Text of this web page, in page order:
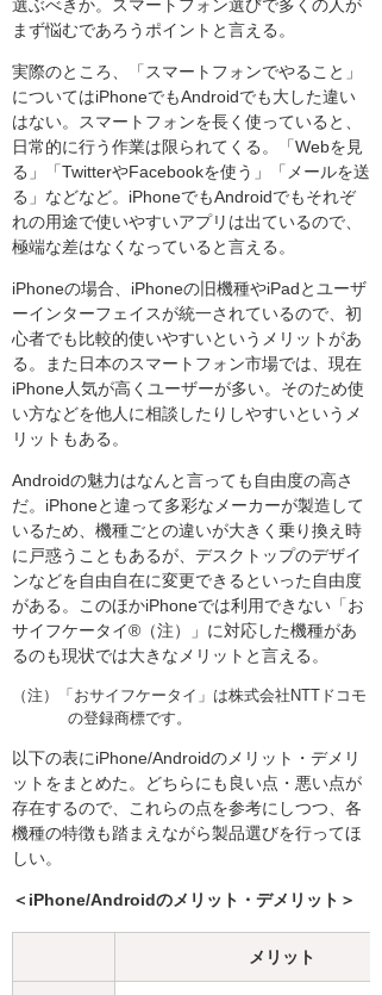
選ぶべきか。スマートフォン選びで多くの人が
まず悩むであろうポイントと言える。
実際のところ、「スマートフォンでやること」
についてはiPhoneでもAndroidでも大した違い
はない。スマートフォンを長く使っていると、
日常的に行う作業は限られてくる。「Webを見
る」「TwitterやFacebookを使う」「メールを送
る」などなど。iPhoneでもAndroidでもそれぞ
れの用途で使いやすいアプリは出ているので、
極端な差はなくなっていると言える。
iPhoneの場合、iPhoneの旧機種やiPadとユーザ
ーインターフェイスが統一されているので、初
心者でも比較的使いやすいというメリットがあ
る。また日本のスマートフォン市場では、現在
iPhone人気が高くユーザーが多い。そのため使
い方などを他人に相談したりしやすいというメ
リットもある。
Androidの魅力はなんと言っても自由度の高さ
だ。iPhoneと違って多彩なメーカーが製造して
いるため、機種ごとの違いが大きく乗り換え時
に戸惑うこともあるが、デスクトップのデザイ
ンなどを自由自在に変更できるといった自由度
がある。このほかiPhoneでは利用できない「お
サイフケータイ®（注）」に対応した機種があ
るのも現状では大きなメリットと言える。
（注）「おサイフケータイ」は株式会社NTTドコモ
の登録商標です。
以下の表にiPhone/Androidのメリット・デメリ
ットをまとめた。どちらにも良い点・悪い点が
存在するので、これらの点を参考にしつつ、各
機種の特徴も踏まえながら製品選びを行ってほ
しい。
＜iPhone/Androidのメリット・デメリット＞
メリット